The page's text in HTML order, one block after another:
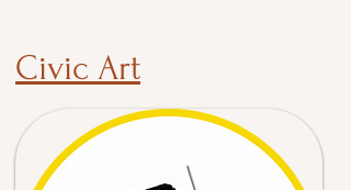
Civic Art